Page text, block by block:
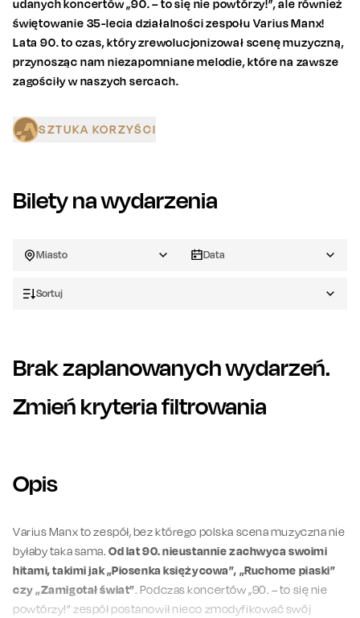
udanych koncertów „90. – to się nie powtórzy!”, ale również
świętowanie 35-lecia działalności zespołu Varius Manx!
Lata 90. to czas, który zrewolucjonizował scenę muzyczną,
przynosząc nam niezapomniane melodie, które na zawsze
zagościły w naszych sercach.
SZTUKA KORZYŚCI
Bilety na wydarzenia
Miasto Data
Sortuj
Brak zaplanowanych wydarzeń.
Zmień kryteria filtrowania
Opis
Varius Manx to zespół, bez którego polska scena muzyczna nie
byłaby taka sama.Od lat 90. nieustannie zachwyca swoimi
hitami, takimi jak „Piosenka księżycowa”, „Ruchome piaski”
czy „Zamigotał świat”. Podczas koncertów „90. – to się nie
powtórzy!” zespół postanowił nieco zmodyfikować swój